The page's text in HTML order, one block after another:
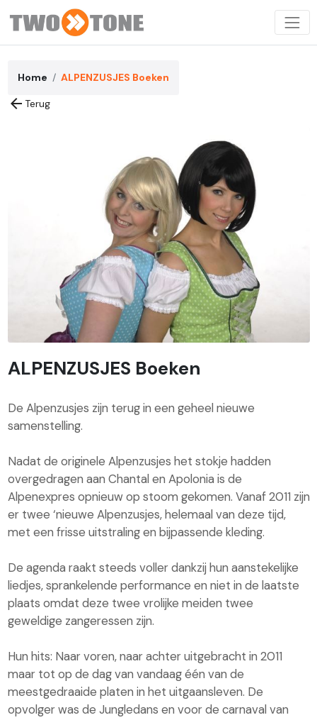
Home ALPENZUSJES Boeken
arrow_back Terug
ALPENZUSJES Boeken
De Alpenzusjes zijn terug in een geheel nieuwe
samenstelling.
Nadat de originele Alpenzusjes het stokje hadden
overgedragen aan Chantal en Apolonia is de
Alpenexpres opnieuw op stoom gekomen. Vanaf 2011 zijn
er twee ‘nieuwe Alpenzusjes, helemaal van deze tijd,
met een frisse uitstraling en bijpassende kleding.
De agenda raakt steeds voller dankzij hun aanstekelijke
liedjes, sprankelende performance en niet in de laatste
plaats omdat deze twee vrolijke meiden twee
geweldige zangeressen zijn.
Hun hits: Naar voren, naar achter uitgebracht in 2011
maar tot op de dag van vandaag één van de
meestgedraaide platen in het uitgaansleven. De
opvolger was de Jungledans en voor de carnaval van